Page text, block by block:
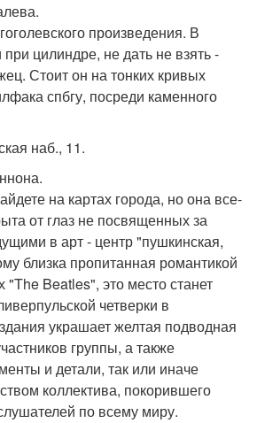
произведения. В
цилиндре, не дать не взять -
Стоит он на тонких кривых
спбгу, посреди каменного
наб., 11.
на картах города, но она все-
от глаз не посвященных за
в арт - центр "пушкинская,
близка пропитанная романтикой
"The Beatles", это место станет
четверки в
украшает желтая подводная
группы, а также
и детали, так или иначе
коллектива, покорившего
по всему миру.